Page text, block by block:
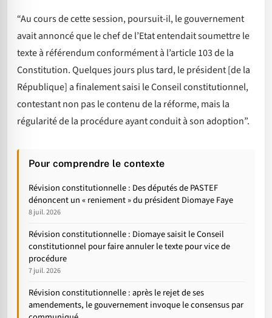
“Au cours de cette session, poursuit-il, le gouvernement
avait annoncé que le chef de l’Etat entendait soumettre le
texte à référendum conformément à l’article 103 de la
Constitution. Quelques jours plus tard, le président [de la
République] a finalement saisi le Conseil constitutionnel,
contestant non pas le contenu de la réforme, mais la
régularité de la procédure ayant conduit à son adoption”.
Pour comprendre le contexte
Révision constitutionnelle : Des députés de PASTEF
dénoncent un « reniement » du président Diomaye Faye
8 juil. 2026
Révision constitutionnelle : Diomaye saisit le Conseil
constitutionnel pour faire annuler le texte pour vice de
procédure
7 juil. 2026
Révision constitutionnelle : après le rejet de ses
amendements, le gouvernement invoque le consensus par